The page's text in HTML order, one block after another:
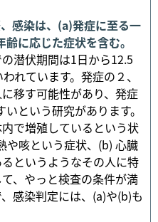
感染は、(a)発症に至る一
に応じた症状を含む。
潜伏期間は1日から12.5
れています。発症の２、
移す可能性があり、発症
という研究があります。
で増殖しているという状
や咳という症状、(b) 心臓
というようなその人に特
、やっと検査の条件が満
感染判定には、(a)や(b)も